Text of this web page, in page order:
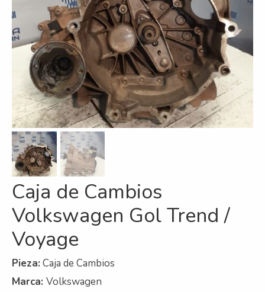
Refrigeración
Servicios
A campo
Comercial y Servicios
Desarmadero
Generación
Inyección
Mecanizado
Motores
Reman
Turbos
Contacto
Caja de Cambios
Volkswagen Gol Trend /
Voyage
Pieza: Caja de Cambios
Marca: Volkswagen